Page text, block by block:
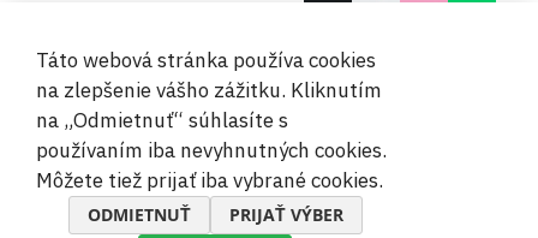
© 2019-2026 Megamix s.r.o.
Táto webová stránka používa cookies
na zlepšenie vášho zážitku. Kliknutím
na „Odmietnuť“ súhlasíte s
používaním iba nevyhnutných cookies.
Môžete tiež prijať iba vybrané cookies.
ODMIETNUŤ PRIJAŤ VÝBER